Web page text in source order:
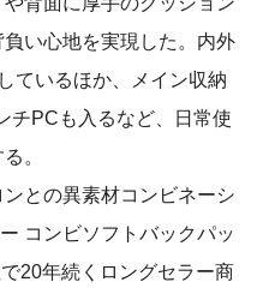
い心地を実現した。内外
ているほか、メイン収納
チPCも入るなど、日常使
。
との異素材コンビネーシ
コンビソフトバックパッ
20年続くロングセラー商